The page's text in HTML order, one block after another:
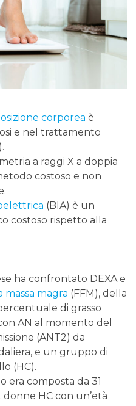
corporea è
e nel trattamento
a raggi X a doppia
costoso e non
(BIA) è un
costoso rispetto alla
ha confrontato DEXA e
massa magra (FFM), della
di grasso
AN al momento del
(ANT2) da
e un gruppo di
(HC).
era composta da 31
donne HC con un’età